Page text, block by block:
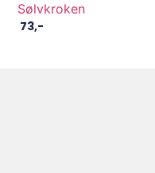
Sølvkroken
73,-